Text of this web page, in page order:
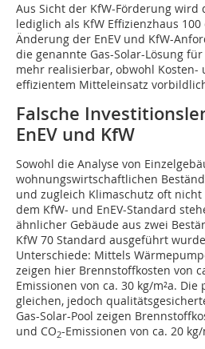
Aus Sicht der KfW-Förderung wird
lediglich als KfW Effizienzhaus
Änderung der EnEV und KfW-
die genannte Gas-Solar-Lösung
mehr realisierbar, obwohl Kosten-
effizientem Mitteleinsatz
Falsche
EnEV und KfW
Sowohl die Analyse von
wohnungswirtschaftlichen
und zugleich Klimaschutz oft
dem KfW- und EnEV-Standard
ähnlicher Gebäude aus zwei
KfW 70 Standard ausgeführt
Unterschiede: Mittels
zeigen hier Brennstoffkosten von
Emissionen von ca. 30 kg/m²a.
gleichen, jedoch
Gas-Solar-Pool zeigen
und CO2-Emissionen von ca. 20 kg/